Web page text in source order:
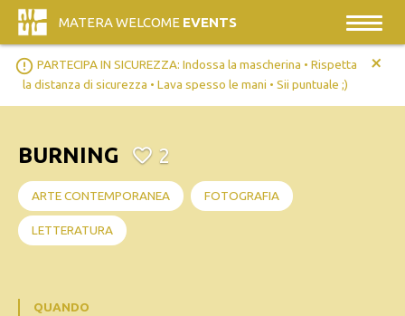
MATERA WELCOME EVENTS
error_outline PARTECIPA IN SICUREZZA: Indossa la mascherina • Rispetta
la distanza di sicurezza • Lava spesso le mani • Sii puntuale ;)
+
BURNING 2
ARTE CONTEMPORANEA FOTOGRAFIA
LETTERATURA
QUANDO